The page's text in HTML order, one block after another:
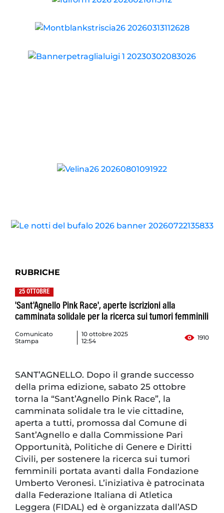
RUBRICHE
25 OTTOBRE
'Sant'Agnello Pink Race', aperte iscrizioni alla
camminata solidale per la ricerca sui tumori femminili
Comunicato
Stampa
10 ottobre 2025
12:54
1910
SANT’AGNELLO. Dopo il grande successo
della prima edizione, sabato 25 ottobre
torna la “Sant’Agnello Pink Race”, la
camminata solidale tra le vie cittadine,
aperta a tutti, promossa dal Comune di
Sant’Agnello e dalla Commissione Pari
Opportunità, Politiche di Genere e Diritti
Civili, per sostenere la ricerca sui tumori
femminili portata avanti dalla Fondazione
Umberto Veronesi. L’iniziativa è patrocinata
dalla Federazione Italiana di Atletica
Leggera (FIDAL) ed è organizzata dall’ASD